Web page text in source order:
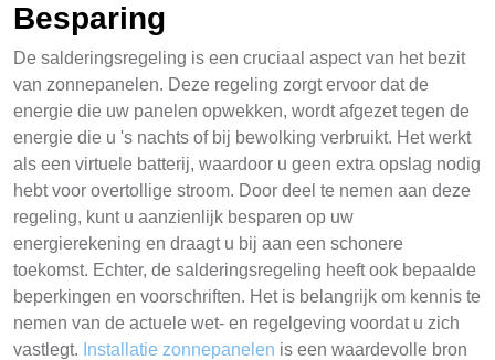
Besparing
De salderingsregeling is een cruciaal aspect van het bezit
van zonnepanelen. Deze regeling zorgt ervoor dat de
energie die uw panelen opwekken, wordt afgezet tegen de
energie die u 's nachts of bij bewolking verbruikt. Het werkt
als een virtuele batterij, waardoor u geen extra opslag nodig
hebt voor overtollige stroom. Door deel te nemen aan deze
regeling, kunt u aanzienlijk besparen op uw
energierekening en draagt u bij aan een schonere
toekomst. Echter, de salderingsregeling heeft ook bepaalde
beperkingen en voorschriften. Het is belangrijk om kennis te
nemen van de actuele wet- en regelgeving voordat u zich
vastlegt. Installatie zonnepanelen is een waardevolle bron